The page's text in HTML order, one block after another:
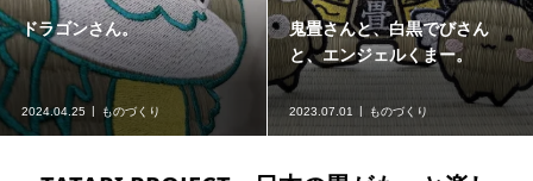
ドラゴンさん。
2024.04.25 ものづくり
鬼畳さんと、白黒でびさん
と、エンジェルくまー。
2023.07.01 ものづくり